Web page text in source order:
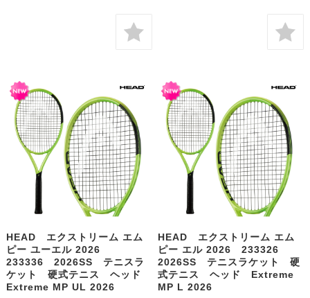
HEAD エクストリーム エム
ピー ユーエル 2026
233336 2026SS テニスラ
ケット 硬式テニス ヘッド
Extreme MP UL 2026
HEAD エクストリーム エム
ピー エル 2026 233326
2026SS テニスラケット 硬
式テニス ヘッド Extreme
MP L 2026